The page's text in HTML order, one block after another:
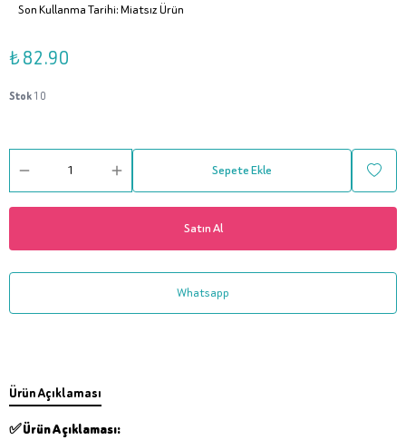
Son Kullanma Tarihi: Miatsız Ürün
₺ 82.90
Stok10
Sepete Ekle
Satın Al
Whatsapp
Ürün Açıklaması
✅Ürün Açıklaması: